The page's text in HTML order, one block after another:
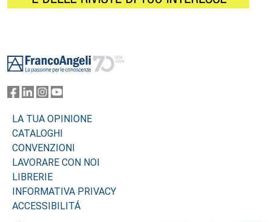
LA TUA OPINIONE
CATALOGHI
CONVENZIONI
LAVORARE CON NOI
LIBRERIE
INFORMATIVA PRIVACY
ACCESSIBILITÁ